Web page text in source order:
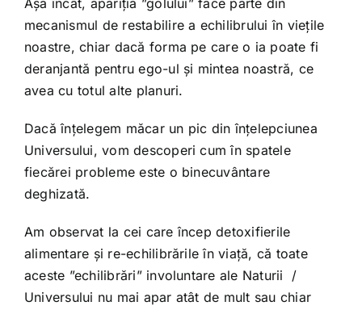
Așa încât, apariția ”golului” face parte din
mecanismul de restabilire a echilibrului în viețile
noastre, chiar dacă forma pe care o ia poate fi
deranjantă pentru ego-ul și mintea noastră, ce
avea cu totul alte planuri.
Dacă înțelegem măcar un pic din înțelepciunea
Universului, vom descoperi cum în spatele
fiecărei probleme este o binecuvântare
deghizată.
Am observat la cei care încep detoxifierile
alimentare și re-echilibrările în viață, că toate
aceste ”echilibrări” involuntare ale Naturii /
Universului nu mai apar atât de mult sau chiar